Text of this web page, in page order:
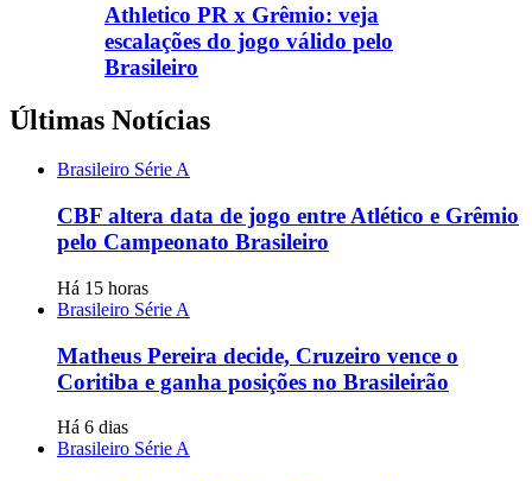
Athletico PR x Grêmio: veja
escalações do jogo válido pelo
Brasileiro
Últimas Notícias
Brasileiro Série A
CBF altera data de jogo entre Atlético e Grêmio
pelo Campeonato Brasileiro
Há 15 horas
Brasileiro Série A
Matheus Pereira decide, Cruzeiro vence o
Coritiba e ganha posições no Brasileirão
Há 6 dias
Brasileiro Série A